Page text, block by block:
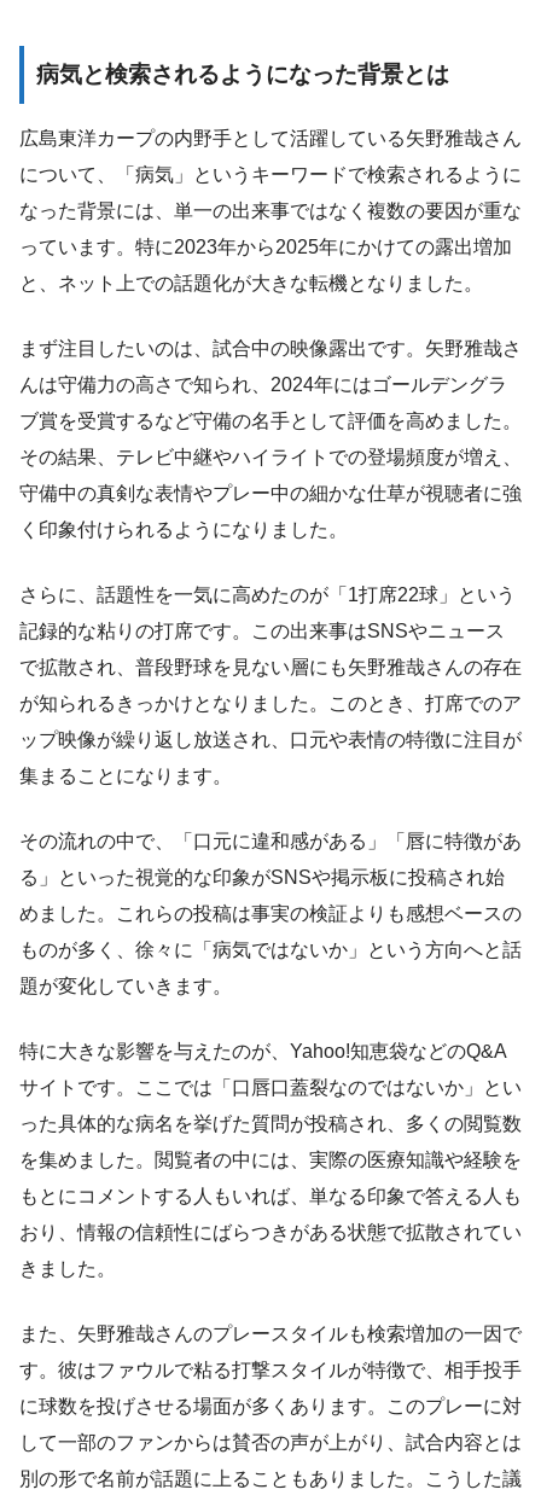
病気と検索されるようになった背景とは
広島東洋カープの内野手として活躍している矢野雅哉さん
について、「病気」というキーワードで検索されるように
なった背景には、単一の出来事ではなく複数の要因が重な
っています。特に2023年から2025年にかけての露出増加
と、ネット上での話題化が大きな転機となりました。
まず注目したいのは、試合中の映像露出です。矢野雅哉さ
んは守備力の高さで知られ、2024年にはゴールデングラ
ブ賞を受賞するなど守備の名手として評価を高めました。
その結果、テレビ中継やハイライトでの登場頻度が増え、
守備中の真剣な表情やプレー中の細かな仕草が視聴者に強
く印象付けられるようになりました。
さらに、話題性を一気に高めたのが「1打席22球」という
記録的な粘りの打席です。この出来事はSNSやニュース
で拡散され、普段野球を見ない層にも矢野雅哉さんの存在
が知られるきっかけとなりました。このとき、打席でのア
ップ映像が繰り返し放送され、口元や表情の特徴に注目が
集まることになります。
その流れの中で、「口元に違和感がある」「唇に特徴があ
る」といった視覚的な印象がSNSや掲示板に投稿され始
めました。これらの投稿は事実の検証よりも感想ベースの
ものが多く、徐々に「病気ではないか」という方向へと話
題が変化していきます。
特に大きな影響を与えたのが、Yahoo!知恵袋などのQ&A
サイトです。ここでは「口唇口蓋裂なのではないか」とい
った具体的な病名を挙げた質問が投稿され、多くの閲覧数
を集めました。閲覧者の中には、実際の医療知識や経験を
もとにコメントする人もいれば、単なる印象で答える人も
おり、情報の信頼性にばらつきがある状態で拡散されてい
きました。
また、矢野雅哉さんのプレースタイルも検索増加の一因で
す。彼はファウルで粘る打撃スタイルが特徴で、相手投手
に球数を投げさせる場面が多くあります。このプレーに対
して一部のファンからは賛否の声が上がり、試合内容とは
別の形で名前が話題に上ることもありました。こうした議